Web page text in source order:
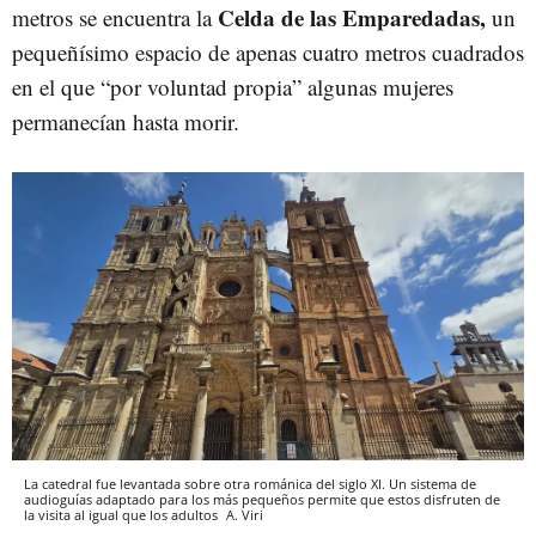
metros se encuentra la Celda de las Emparedadas, un
pequeñísimo espacio de apenas cuatro metros cuadrados
en el que “por voluntad propia” algunas mujeres
permanecían hasta morir.
La catedral fue levantada sobre otra románica del siglo XI. Un sistema de
audioguías adaptado para los más pequeños permite que estos disfruten de
la visita al igual que los adultos A. Viri